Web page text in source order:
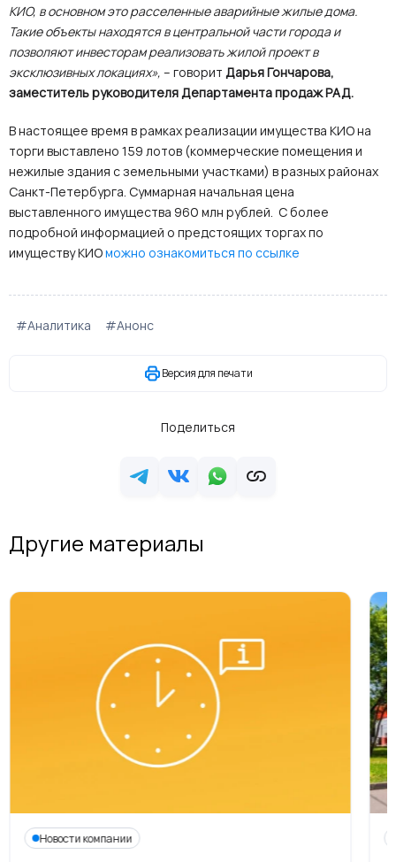
КИО, в основном это расселенные аварийные жилые дома.
Такие объекты находятся в центральной части города и
позволяют инвесторам реализовать жилой проект в
эксклюзивных локациях», – говорит Дарья Гончарова,
заместитель руководителя Департамента продаж РАД.
В настоящее время в рамках реализации имущества КИО на
торги выставлено 159 лотов (коммерческие помещения и
нежилые здания с земельными участками) в разных районах
Санкт-Петербурга. Суммарная начальная цена
выставленного имущества 960 млн рублей. С более
подробной информацией о предстоящих торгах по
имуществу КИОможно ознакомиться по ссылке
#Аналитика #Анонс
Версия для печати
Поделиться
Другие материалы
Новости компании